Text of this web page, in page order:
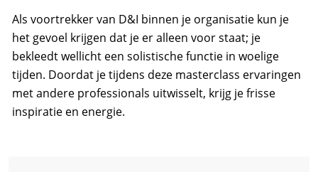
Als voortrekker van D&I binnen je organisatie kun je
het gevoel krijgen dat je er alleen voor staat; je
bekleedt wellicht een solistische functie in woelige
tijden. Doordat je tijdens deze masterclass ervaringen
met andere professionals uitwisselt, krijg je frisse
inspiratie en energie.